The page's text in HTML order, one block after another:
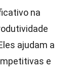
na
ajudam a
e